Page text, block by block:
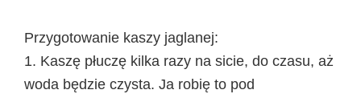
Przygotowanie kaszy jaglanej:
1. Kaszę płuczę kilka razy na sicie, do czasu, aż
woda będzie czysta. Ja robię to pod